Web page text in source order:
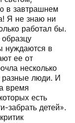
в завтрашнем
Я не знаю ни
работал бы.
нуждаются в
ее от
несколько
разные люди. И
время
есть
забрать детей».